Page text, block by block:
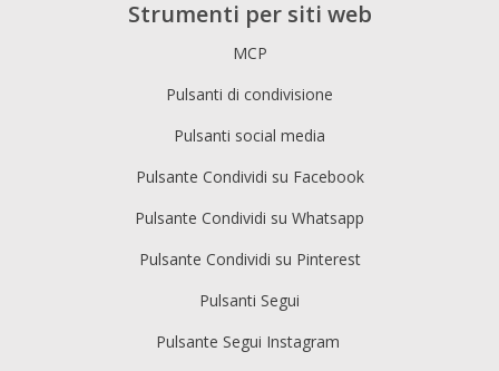
Strumenti per siti web
MCP
Pulsanti di condivisione
Pulsanti social media
Pulsante Condividi su Facebook
Pulsante Condividi su Whatsapp
Pulsante Condividi su Pinterest
Pulsanti Segui
Pulsante Segui Instagram